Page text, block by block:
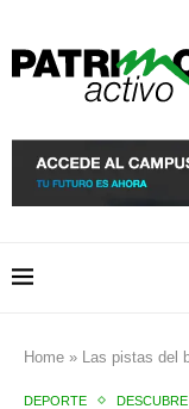
Home » Las pistas del
DEPORTE DESCUBRE